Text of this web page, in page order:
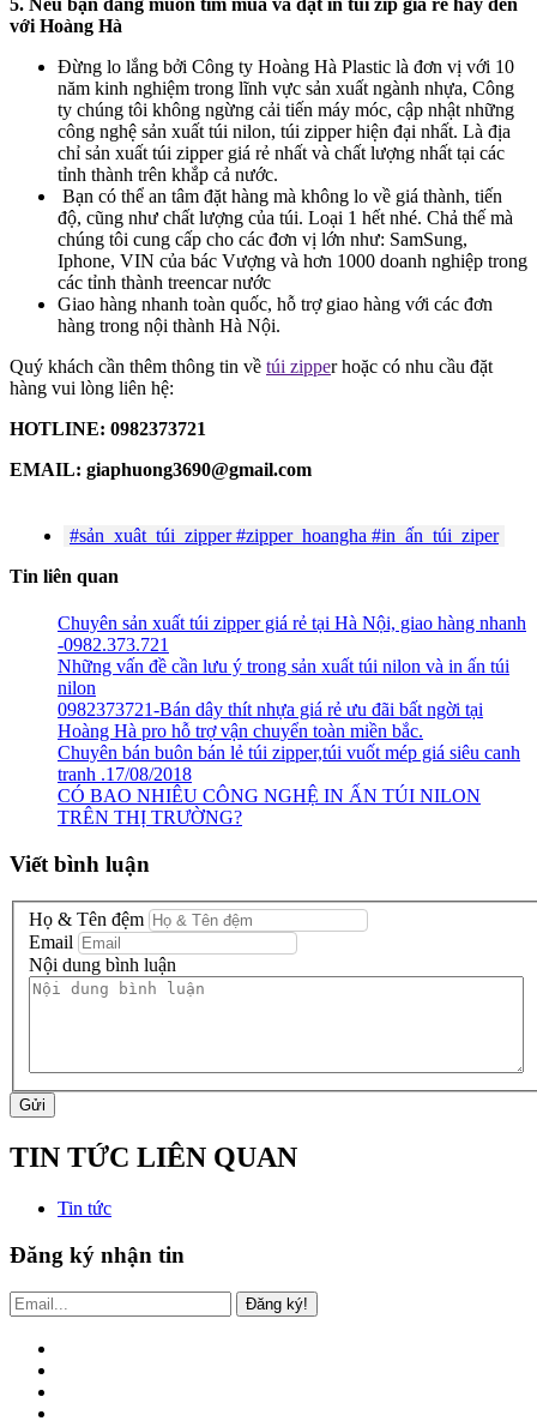
với Hoàng Hà
Đừng lo lắng bởi Công ty Hoàng Hà Plastic là đơn vị với 10
năm kinh nghiệm trong lĩnh vực sản xuất ngành nhựa, Công
ty chúng tôi không ngừng cải tiến máy móc, cập nhật những
công nghệ sản xuất túi nilon, túi zipper hiện đại nhất. Là địa
chỉ sản xuất túi zipper giá rẻ nhất và chất lượng nhất tại các
tỉnh thành trên khắp cả nước.
Bạn có thể an tâm đặt hàng mà không lo về giá thành, tiến
độ, cũng như chất lượng của túi. Loại 1 hết nhé. Chả thế mà
chúng tôi cung cấp cho các đơn vị lớn như: SamSung,
Iphone, VIN của bác Vượng và hơn 1000 doanh nghiệp trong
các tỉnh thành treencar nước
Giao hàng nhanh toàn quốc, hỗ trợ giao hàng với các đơn
hàng trong nội thành Hà Nội.
Quý khách cần thêm thông tin về túi zipper hoặc có nhu cầu đặt
hàng vui lòng liên hệ:
HOTLINE: 0982373721
EMAIL: giaphuong3690@gmail.com
#sản_xuât_túi_zipper #zipper_hoangha #in_ấn_túi_ziper
Tin liên quan
Chuyên sản xuất túi zipper giá rẻ tại Hà Nội, giao hàng nhanh
-0982.373.721
Những vấn đề cần lưu ý trong sản xuất túi nilon và in ấn túi
nilon
0982373721-Bán dây thít nhựa giá rẻ ưu đãi bất ngời tại
Hoàng Hà pro hỗ trợ vận chuyển toàn miền bắc.
Chuyên bán buôn bán lẻ túi zipper,túi vuốt mép giá siêu canh
tranh .17/08/2018
CÓ BAO NHIÊU CÔNG NGHỆ IN ẤN TÚI NILON
TRÊN THỊ TRƯỜNG?
Viết bình luận
Họ & Tên đệm
Email
Nội dung bình luận
Gửi
TIN TỨC LIÊN QUAN
Tin tức
Đăng ký nhận tin
Đăng ký!